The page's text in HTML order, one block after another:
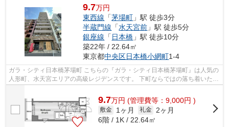
9.7万円
東西線 「茅場町 」駅 徒歩3分
半蔵門線 「水天宮前 」駅 徒歩5分
銀座線 「 日本橋 」駅 徒歩10分
築22年 / 22.64㎡
東京都中央区日本橋小網町1-4
ガラ・シティ日本橋茅場町 こちらの『ガラ・シティ日本橋茅場町』は人気の
人形町、水天宮エリアの高級レジデンスです。 下町ならではの落ち着いた住
9.7万円 (管理費等：9,000円 )
敷金 1ヶ月 礼金
2ヶ月
6階 / 1K / 22.64㎡